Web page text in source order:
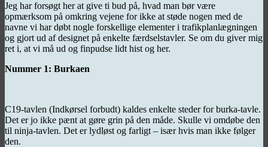
Jeg har forsøgt her at give ti bud på, hvad man bør være
opmærksom på omkring vejene for ikke at støde nogen med de
navne vi har døbt nogle forskellige elementer i trafikplanlægningen
og gjort ud af designet på enkelte færdselstavler. Se om du giver mig
ret i, at vi må ud og finpudse lidt hist og her.
Nummer 1: Burkaen
C19-tavlen (Indkørsel forbudt) kaldes enkelte steder for burka-tavle.
Det er jo ikke pænt at gøre grin på den måde. Skulle vi omdøbe den
til ninja-tavlen. Det er lydløst og farligt – især hvis man ikke følger
den.